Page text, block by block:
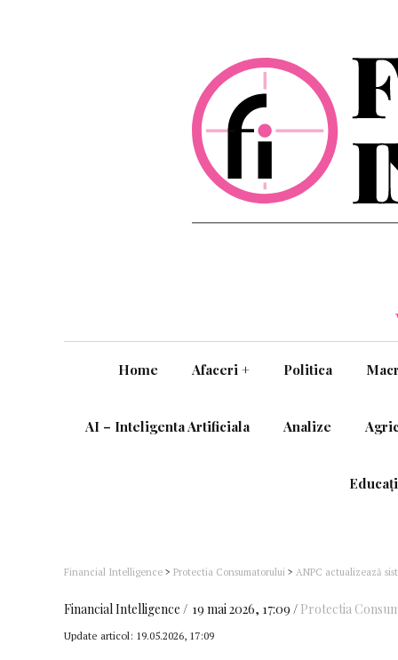
Home Afaceri + Politica
AI – Inteligenta Artificiala Analize
Financial Intelligence > Protectia Consumatorului > ANPC actualizează
Financial Intelligence 19 mai 2026, 17:09 Protectia
Update articol: 19.05.2026, 17:09